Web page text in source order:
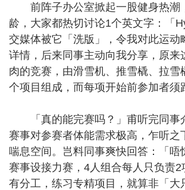
前阵子办公室掀起一股健身热潮
龄，大家都热切讨论1个英文字：「
交媒体被它「洗版」，令我对此运动
详情，后来同事主动向我分享，原来
肉的竞赛，由滑雪机、推雪橇、拉雪
个项目组成，而每项开始前参加者须
「真的能完赛吗？」甫听完同事
赛事对参赛者体能需求极高，乍听之
喘息空间。岂料同事爽快回答：「唔
赛事设接力赛，4人组合每人只负责2
有分工，练习专精项目，就算非「大